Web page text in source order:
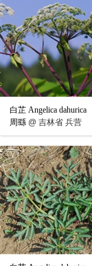
白芷 Angelica dahurica
周繇 @ 吉林省 兵营